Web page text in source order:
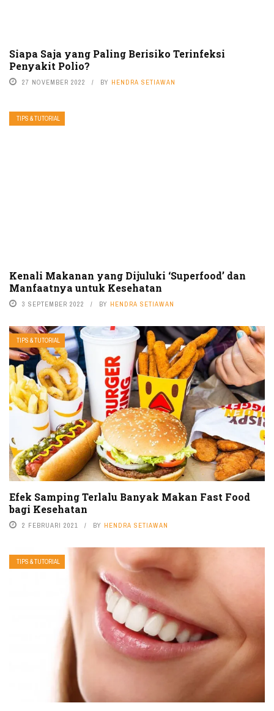
Siapa Saja yang Paling Berisiko Terinfeksi
Penyakit Polio?
27 NOVEMBER 2022 BY HENDRA SETIAWAN
TIPS & TUTORIAL
Kenali Makanan yang Dijuluki ‘Superfood’ dan
Manfaatnya untuk Kesehatan
3 SEPTEMBER 2022 BY HENDRA SETIAWAN
TIPS & TUTORIAL
Efek Samping Terlalu Banyak Makan Fast Food
bagi Kesehatan
2 FEBRUARI 2021 BY HENDRA SETIAWAN
TIPS & TUTORIAL